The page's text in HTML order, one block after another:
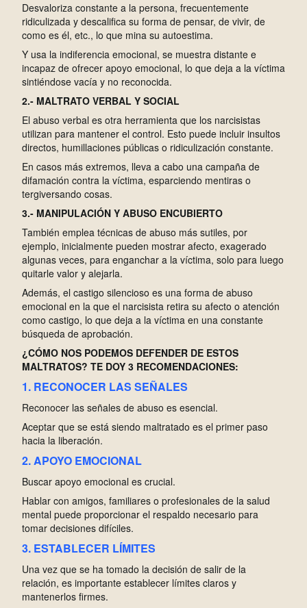
Desvaloriza constante a la persona, frecuentemente
ridiculizada y descalifica su forma de pensar, de vivir, de
como es él, etc., lo que mina su autoestima.
Y usa la indiferencia emocional, se muestra distante e
incapaz de ofrecer apoyo emocional, lo que deja a la víctima
sintiéndose vacía y no reconocida.
2.- MALTRATO VERBAL Y SOCIAL
El abuso verbal es otra herramienta que los narcisistas
utilizan para mantener el control. Esto puede incluir insultos
directos, humillaciones públicas o ridiculización constante.
En casos más extremos, lleva a cabo una campaña de
difamación contra la víctima, esparciendo mentiras o
tergiversando cosas.
3.- MANIPULACIÓN Y ABUSO ENCUBIERTO
También emplea técnicas de abuso más sutiles, por
ejemplo, inicialmente pueden mostrar afecto, exagerado
algunas veces, para enganchar a la víctima, solo para luego
quitarle valor y alejarla.
Además, el castigo silencioso es una forma de abuso
emocional en la que el narcisista retira su afecto o atención
como castigo, lo que deja a la víctima en una constante
búsqueda de aprobación.
¿CÓMO NOS PODEMOS DEFENDER DE ESTOS
MALTRATOS? TE DOY 3 RECOMENDACIONES:
1. RECONOCER LAS SEÑALES
Reconocer las señales de abuso es esencial.
Aceptar que se está siendo maltratado es el primer paso
hacia la liberación.
2. APOYO EMOCIONAL
Buscar apoyo emocional es crucial.
Hablar con amigos, familiares o profesionales de la salud
mental puede proporcionar el respaldo necesario para
tomar decisiones difíciles.
3. ESTABLECER LÍMITES
Una vez que se ha tomado la decisión de salir de la
relación, es importante establecer límites claros y
mantenerlos firmes.